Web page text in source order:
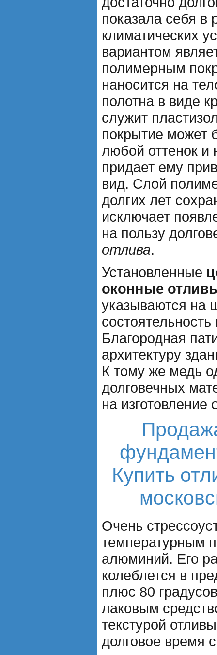
показала себя в
климатических
вариантом
полимерным
наносится на
полотна в виде
служит
покрытие может
любой оттенок и
придает ему
вид. Слой
долгих лет
исключает
на пользу
отлива.
Установленные
оконные
указываются на
Благородная
архитектуру
К тому же медь
долговечных
на изготовление
Купить
Очень
температурным
алюминий. Его
колеблется в
плюс 80
лаковым
текстурой
долговое время